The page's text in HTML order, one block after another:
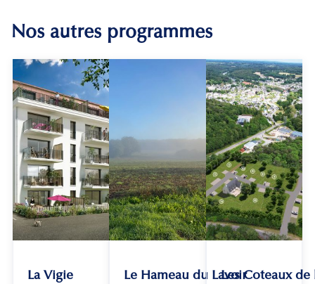
Nos autres programmes
La Vigie Le Hameau du LavoirLes Coteaux